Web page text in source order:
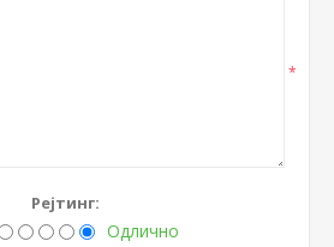
*
Рејтинг:
Одлично